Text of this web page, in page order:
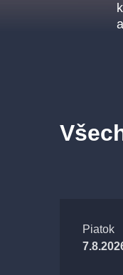
Piatok